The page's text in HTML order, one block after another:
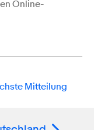
Online-
Mitteilung